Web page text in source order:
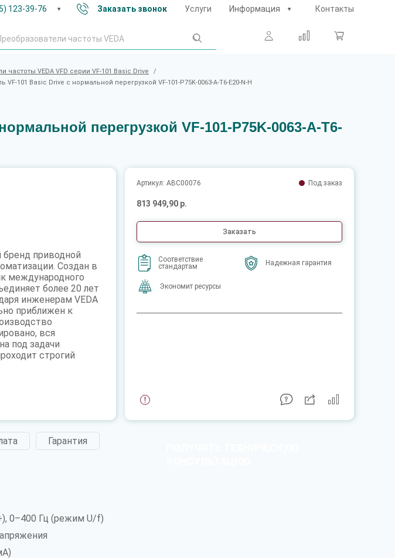
123-39-76 Заказать звонок Услуги Информация Контакты
частоты VEDA VFD серии VF-101 Basic Drive
/
101 Basic Drive c нормальной перегрузкой VF-101-P75K-0063-A-T6-E20-N-H
перегрузкой VF-101-P75K-0063-A-T6-
бренд приводной
Создан в
международного
более 20 лет
инженерам VEDA
приближен к
вся
под задачи
строгий
Артикул: ABC00076 Под заказ
813 949,90 р.
Заказать
Соответствие
стандартам
Надежная гарантия
Экономит ресурсы
Гарантия
0–400 Гц (режим U/f)